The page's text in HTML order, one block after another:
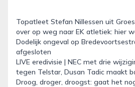
Topatleet Stefan Nillessen uit
over op weg naar EK atletiek: hier
Dodelijk ongeval op
afgesloten
LIVE eredivisie | NEC met drie
tegen Telstar, Dusan Tadic maakt
Droog, droger, droogst: gaat het